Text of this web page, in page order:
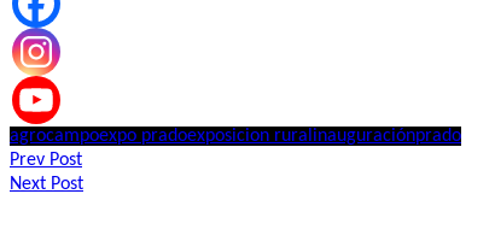
agrocampoexpo pradoexposicion rural inauguraciónprado
Navegación
de
Prev Post
Next Post